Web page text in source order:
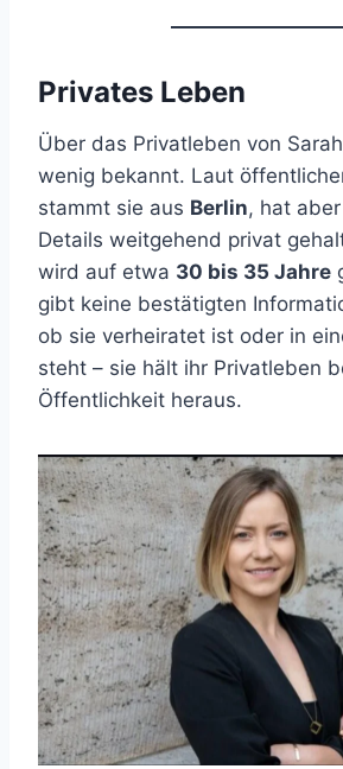
Privates Leben
Über das Privatleben von
wenig bekannt. Laut
stammt sie aus Berlin, hat
Details weitgehend privat
wird auf etwa 30 bis 35 Jahre
gibt keine bestätigten
ob sie verheiratet ist oder in
steht – sie hält ihr Privatleben
Öffentlichkeit heraus.